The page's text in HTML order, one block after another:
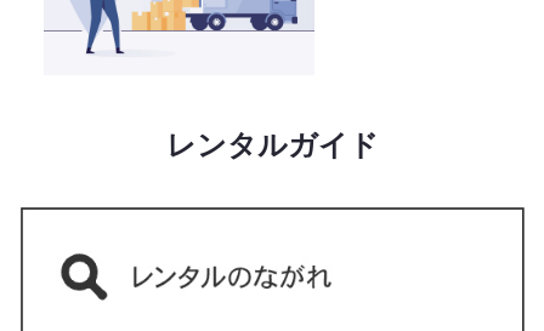
レンタルガイド